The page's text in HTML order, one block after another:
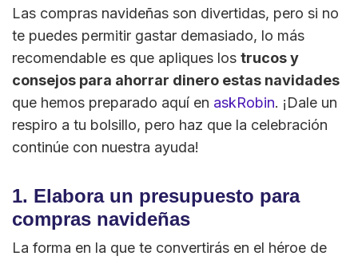
Las compras navideñas son divertidas, pero si no
te puedes permitir gastar demasiado, lo más
recomendable es que apliques los trucos y
consejos para ahorrar dinero estas navidades
que hemos preparado aquí en askRobin. ¡Dale un
respiro a tu bolsillo, pero haz que la celebración
continúe con nuestra ayuda!
1. Elabora un presupuesto para
compras navideñas
La forma en la que te convertirás en el héroe de